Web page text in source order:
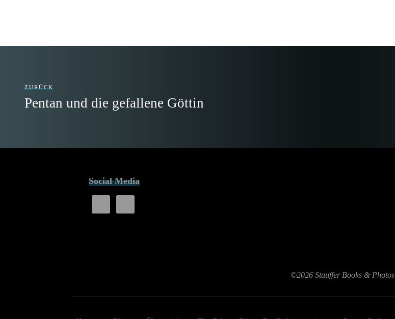
ZURÜCK
Pentan und die gefallene Göttin
Social Media
©2026 Stauffer Books & Photos